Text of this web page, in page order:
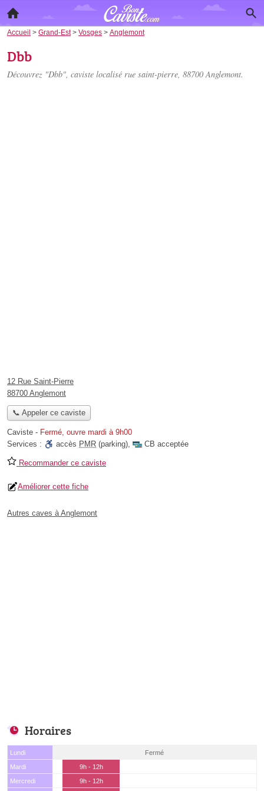
Accueil > Grand-Est> Vosges > Anglemont
Dbb
Découvrez "Dbb", caviste localisé rue saint-pierre, 88700 Anglemont.
12 Rue Saint-Pierre
88700 Anglemont
📞 Appeler ce caviste
Caviste - Fermé, ouvre mardi à 9h00
Services :
accès PMR (parking), CB acceptée
Recommander ce caviste
Améliorer cette fiche
Autres caves à Anglemont
Horaires
Lundi
Fermé
Mardi
9h - 12h
Mercredi
9h - 12h